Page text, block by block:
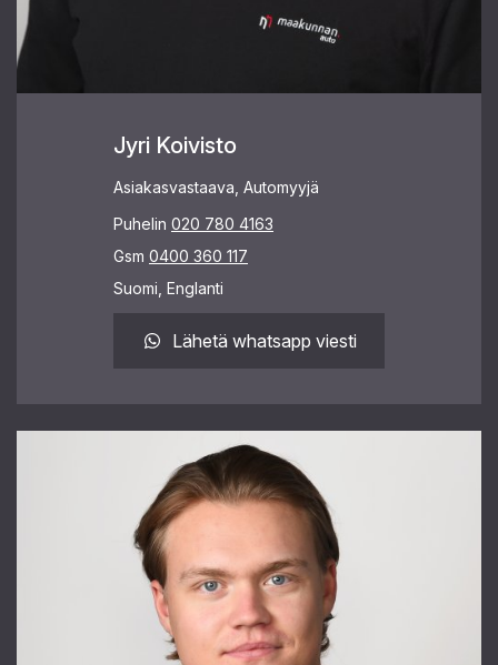
Jyri Koivisto
Asiakasvastaava, Automyyjä
Puhelin 020 780 4163
Gsm 0400 360 117
Suomi, Englanti
Lähetä whatsapp viesti